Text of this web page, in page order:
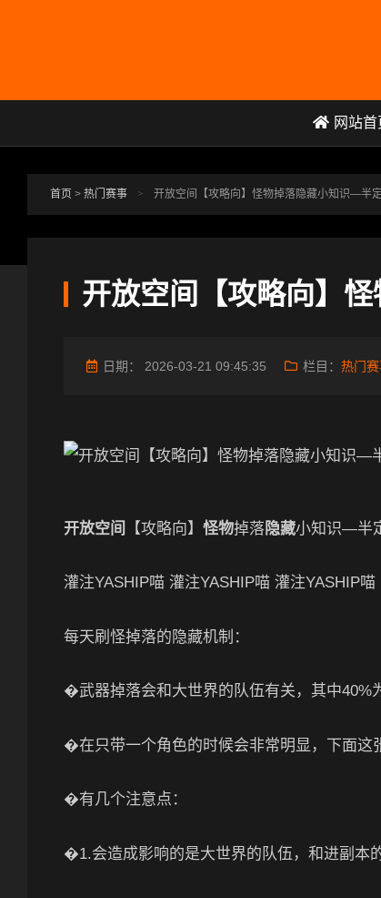
网站首
首页 > 热门赛事 > 开放空间【攻略向】怪物掉落隐藏小知识—半
开放空间【攻略向】
日期： 2026-03-21 09:45:35 栏目： 热门
开放空间 【攻略向】 怪物掉落隐藏小知识—半
灌注YASHIP喵 灌注YASHIP喵 灌注YASHIP喵
每天刷怪掉落的隐藏机制：
�武器掉落会和大世界的队伍有关，其中40%
�在只带一个角色的时候会非常明显，下面这
�有几个注意点：
�1.会造成影响的是大世界的队伍，和进副本